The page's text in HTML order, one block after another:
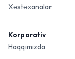
Xəstəxanalar
Korporativ
Haqqımızda